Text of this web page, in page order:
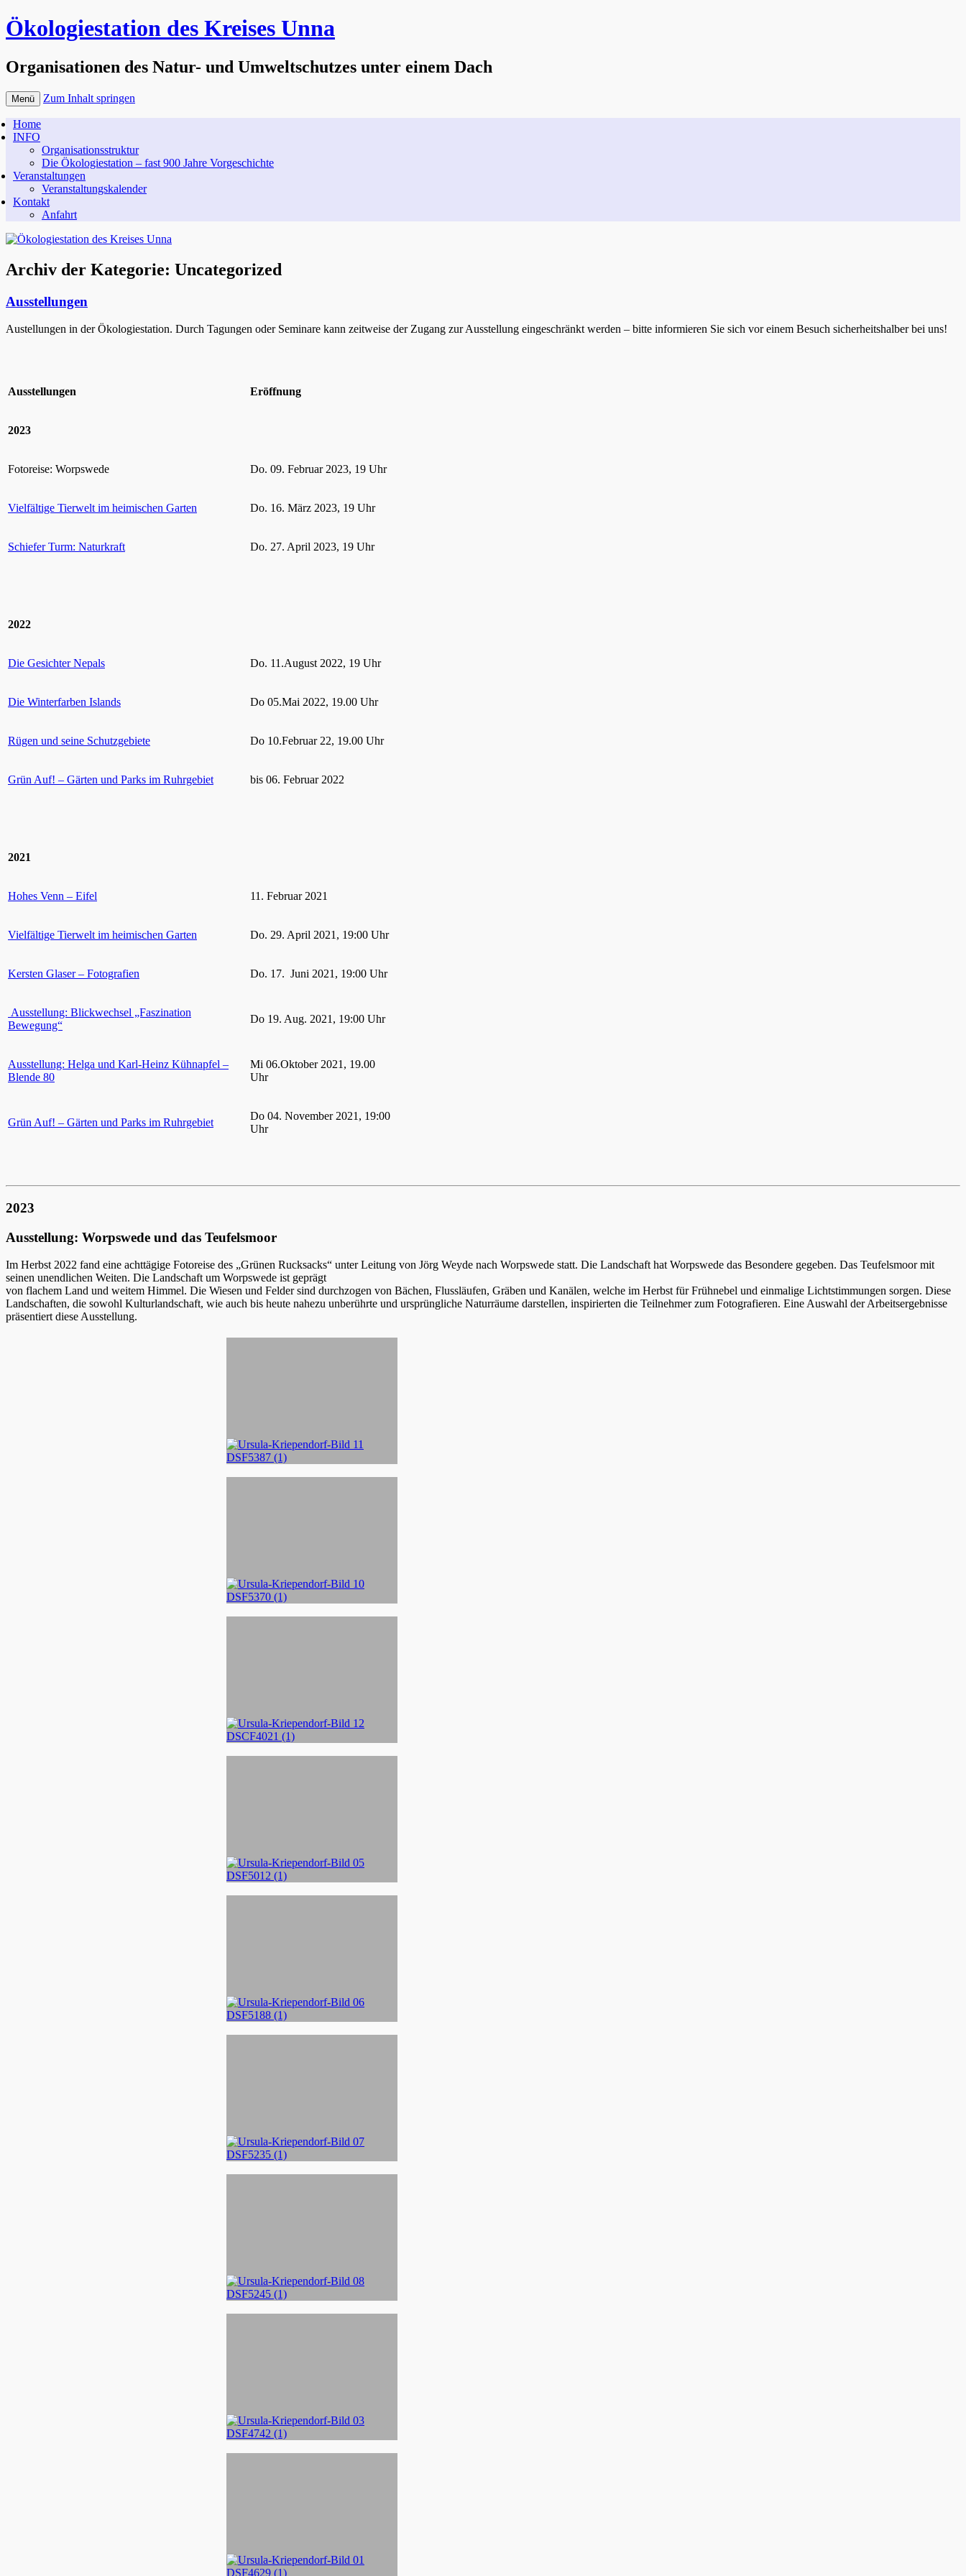
Ökologiestation des Kreises Unna
Organisationen des Natur- und Umweltschutzes unter einem Dach
Menü Zum Inhalt springen
Home
INFO
Organisationsstruktur
Die Ökologiestation – fast 900 Jahre Vorgeschichte
Veranstaltungen
Veranstaltungskalender
Kontakt
Anfahrt
Archiv der Kategorie: Uncategorized
Ausstellungen
Austellungen in der Ökologiestation. Durch Tagungen oder Seminare kann zeitweise der Zugang zur Ausstellung eingeschränkt werden – bitte informieren Sie sich vor einem Besuch sicherheitshalber bei uns!
Ausstellungen Eröffnung
2023
Fotoreise: Worpswede Do. 09. Februar 2023, 19 Uhr
Vielfältige Tierwelt im heimischen Garten Do. 16. März 2023, 19 Uhr
Schiefer Turm: Naturkraft Do. 27. April 2023, 19 Uhr
2022
Die Gesichter Nepals Do. 11.August 2022, 19 Uhr
Die Winterfarben Islands Do 05.Mai 2022, 19.00 Uhr
Rügen und seine Schutzgebiete Do 10.Februar 22, 19.00 Uhr
Grün Auf! – Gärten und Parks im Ruhrgebiet bis 06. Februar 2022
2021
Hohes Venn – Eifel 11. Februar 2021
Vielfältige Tierwelt im heimischen Garten Do. 29. April 2021, 19:00 Uhr
Kersten Glaser – Fotografien Do. 17. Juni 2021, 19:00 Uhr
Ausstellung: Blickwechsel „Faszination
Bewegung“
Do 19. Aug. 2021, 19:00 Uhr
Ausstellung: Helga und Karl-Heinz Kühnapfel –
Blende 80
Mi 06.Oktober 2021, 19.00
Uhr
Grün Auf! – Gärten und Parks im Ruhrgebiet
Do 04. November 2021, 19:00
Uhr
2023
Ausstellung: Worpswede und das Teufelsmoor
Im Herbst 2022 fand eine achttägige Fotoreise des „Grünen Rucksacks“ unter Leitung von Jörg Weyde nach Worpswede statt. Die Landschaft hat Worpswede das Besondere gegeben. Das Teufelsmoor mit
seinen unendlichen Weiten. Die Landschaft um Worpswede ist geprägt
von flachem Land und weitem Himmel. Die Wiesen und Felder sind durchzogen von Bächen, Flussläufen, Gräben und Kanälen, welche im Herbst für Frühnebel und einmalige Lichtstimmungen sorgen. Diese
Landschaften, die sowohl Kulturlandschaft, wie auch bis heute nahezu unberührte und ursprüngliche Naturräume darstellen, inspirierten die Teilnehmer zum Fotografieren. Eine Auswahl der Arbeitsergebnisse
präsentiert diese Ausstellung.